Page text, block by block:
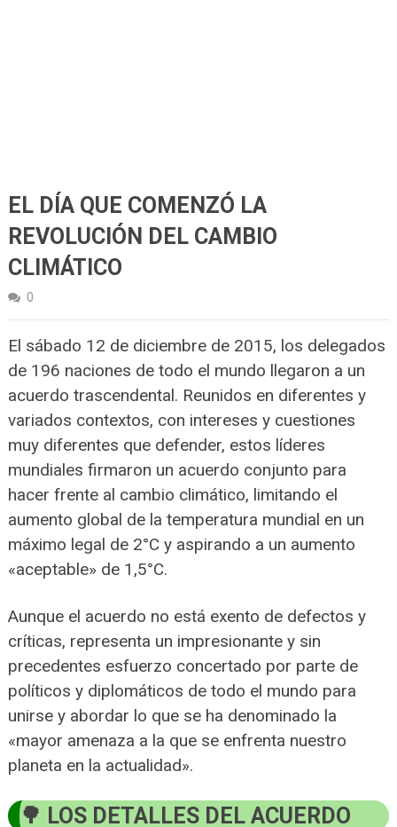
EL DÍA QUE COMENZÓ LA
REVOLUCIÓN DEL CAMBIO
CLIMÁTICO
0
El sábado 12 de diciembre de 2015, los delegados
de 196 naciones de todo el mundo llegaron a un
acuerdo trascendental. Reunidos en diferentes y
variados contextos, con intereses y cuestiones
muy diferentes que defender, estos líderes
mundiales firmaron un acuerdo conjunto para
hacer frente al cambio climático, limitando el
aumento global de la temperatura mundial en un
máximo legal de 2°C y aspirando a un aumento
«aceptable» de 1,5°C.
Aunque el acuerdo no está exento de defectos y
críticas, representa un impresionante y sin
precedentes esfuerzo concertado por parte de
políticos y diplomáticos de todo el mundo para
unirse y abordar lo que se ha denominado la
«mayor amenaza a la que se enfrenta nuestro
planeta en la actualidad».
LOS DETALLES DEL ACUERDO